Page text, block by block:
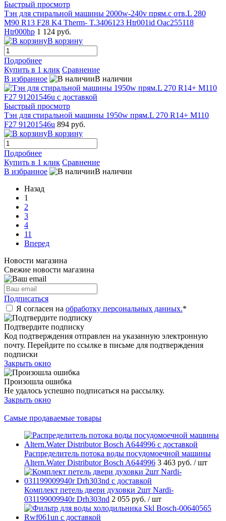
Быстрый просмотр
Тэн для стиральной машины 2000w-240v прям.с отв.L 280
M90 R13 F28 K4 Therm- T.3406123 Htr001id Oac255118
Htr000hp 1 124 руб.
В корзину
Подробнее
Купить в 1 клик Сравнение
В избранное
В наличии
Быстрый просмотр
Тэн для стиральной машины 1950w прям.L 270 R14+ M110
F27 91201546u 894 руб.
В корзину
Подробнее
Купить в 1 клик Сравнение
В избранное
В наличии
Назад
1
2
3
4
11
Вперед
Новости магазина
Свежие новости магазина
Подписаться
Я согласен на обработку персональных данных.*
Подтвердите подписку
Код подтверждения отправлен на указанную электронную
почту. Перейдите по ссылке в письме для подтверждения
подписки
Закрыть окно
Произошла ошибка
Не удалось успешно подписаться на рассылку.
Закрыть окно
Самые продаваемые товары
Распределитель потока воды посудомоечной машины
Altern.Water Distributor Bosch A644996 3 463 руб. / шт
Комплект петель двери духовки 2шт Nardi-
031199009940r Drh303nd 2 055 руб. / шт